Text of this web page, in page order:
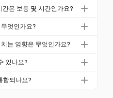
또는 적은 시간을 근무하
초과 근무를 고려하세요.
습니다.
은 보통 몇 시간인가요?
간 2,080시간을 가정하
자를 조정하세요.
엇인가요?
생과 유급 휴가를 포함하
가할 때 이러한 요소를 고
는 영향은 무엇인가요?
에 상당한 영향을 미칠
수입을 고려할 수 있습니
있나요?
으로 추적할 수 있으며, 영
합되나요?